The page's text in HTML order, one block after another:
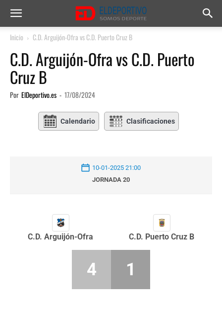
Inicio C.D. Arguijón-Ofra vs C.D. Puerto Cruz B
C.D. Arguijón-Ofra vs C.D. Puerto
Cruz B
Por ElDeportivo.es - 17/08/2024
Calendario Clasificaciones
10-01-2025 21:00
JORNADA 20
C.D. Arguijón-Ofra C.D. Puerto Cruz B
4 1